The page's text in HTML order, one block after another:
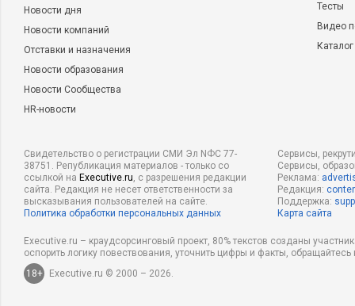
Новости дня
Новости компаний
Отставки и назначения
Новости образования
Новости Сообщества
HR-новости
Тесты
Видео
Свидетельство о регистрации СМИ Эл NФС 77-
38751. Републикация материалов - только со
ссылкой на Executive.ru, с разрешения редакции
сайта. Редакция не несет ответственности за
высказывания пользователей на сайте.
Политика обработки персональных данных
Сервисы,
Сервисы,
Реклама:
Редакция:
Поддержка:
Карта сайта
Executive.ru – краудсорсинговый проект, 80% текстов созданы
оспорить логику повествования, уточнить цифры и факты,
18+
Executive.ru © 2000 – 2026.